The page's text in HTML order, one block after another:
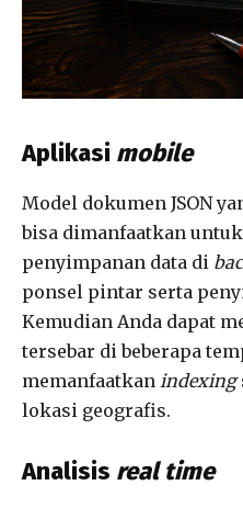
Aplikasi mobile
Model dokumen JSON
bisa dimanfaatkan
penyimpanan data di
ponsel pintar serta
Kemudian Anda dapat
tersebar di beberapa
memanfaatkan indexing
lokasi geografis.
Analisis real time